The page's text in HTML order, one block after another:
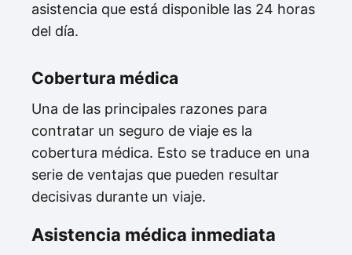
asistencia que está disponible las 24 horas
del día.
Cobertura médica
Una de las principales razones para
contratar un seguro de viaje es la
cobertura médica. Esto se traduce en una
serie de ventajas que pueden resultar
decisivas durante un viaje.
Asistencia médica inmediata